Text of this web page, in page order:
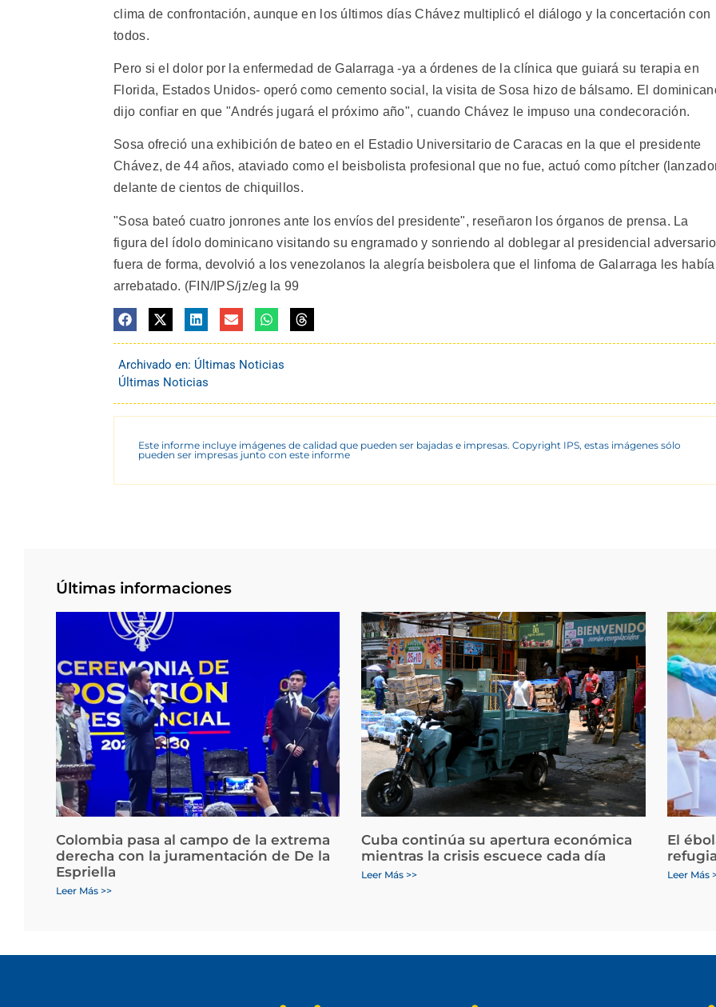
clima de confrontación, aunque en los últimos días Chávez multiplicó el diálogo y la concertación con
todos.
Pero si el dolor por la enfermedad de Galarraga -ya a órdenes de la clínica que guiará su terapia en
Florida, Estados Unidos- operó como cemento social, la visita de Sosa hizo de bálsamo. El
dijo confiar en que "Andrés jugará el próximo año", cuando Chávez le impuso una condecoración.
Sosa ofreció una exhibición de bateo en el Estadio Universitario de Caracas en la que el presidente
Chávez, de 44 años, ataviado como el beisbolista profesional que no fue, actuó como pítcher
delante de cientos de chiquillos.
"Sosa bateó cuatro jonrones ante los envíos del presidente", reseñaron los órganos de prensa. La
figura del ídolo dominicano visitando su engramado y sonriendo al doblegar al presidencial
fuera de forma, devolvió a los venezolanos la alegría beisbolera que el linfoma de Galarraga les había
arrebatado. (FIN/IPS/jz/eg la 99
Archivado en: Últimas Noticias
Últimas Noticias
Este informe incluye imágenes de calidad que pueden ser bajadas e impresas. Copyright IPS, estas imágenes sólo
pueden ser impresas junto con este informe
Últimas informaciones
Colombia pasa al campo de la extrema
derecha con la juramentación de De la
Espriella
Leer Más >>
Cuba continúa su apertura económica
mientras la crisis escuece cada día
Leer Más >>
El
Leer Más